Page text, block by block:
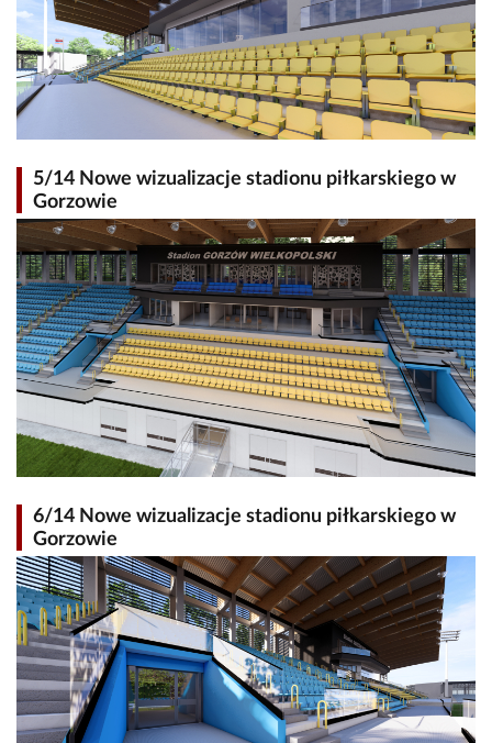
5/14 Nowe wizualizacje stadionu piłkarskiego w
Gorzowie
6/14 Nowe wizualizacje stadionu piłkarskiego w
Gorzowie